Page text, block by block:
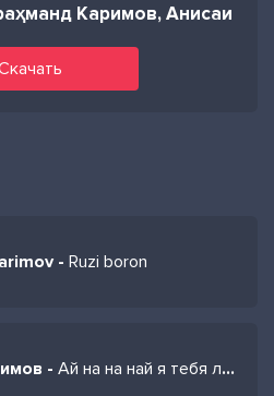
Каримов, Анисаи
- Ruzi boron
- Ай на на най я тебя люблю